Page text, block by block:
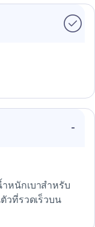
หนักเบาสำหรับ
วที่รวดเร็วบน